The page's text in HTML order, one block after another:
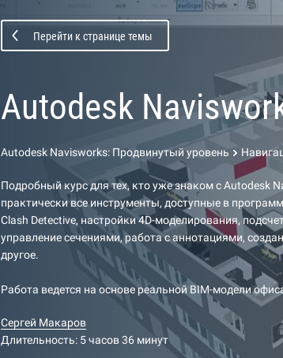
Перейти к странице темы
Autodesk
Autodesk Navisworks: Продвинутый уровень
Подробный курс для тех, кто уже знаком с Autodesk
практически все инструменты, доступные в
Clash Detective, настройки 4D-моделирования,
управление сечениями, работа с аннотациями,
другое.
Работа ведется на основе реальной BIM-модели
Сергей Макаров
Длительность: 5 часов 36 минут